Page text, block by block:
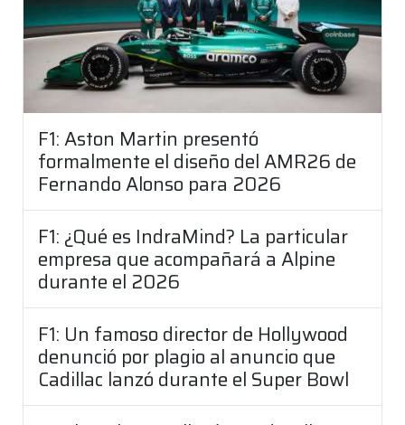
F1: Aston Martin presentó
formalmente el diseño del AMR26 de
Fernando Alonso para 2026
F1: ¿Qué es IndraMind? La particular
empresa que acompañará a Alpine
durante el 2026
F1: Un famoso director de Hollywood
denunció por plagio al anuncio que
Cadillac lanzó durante el Super Bowl